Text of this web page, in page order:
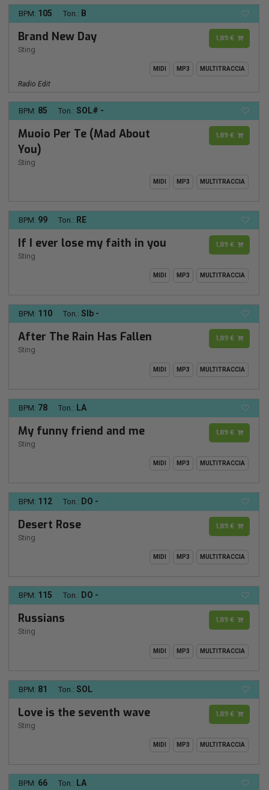
BPM: 105 Ton.: B
Brand New Day
Sting
1,89 €
MIDI MP3 MULTITRACCIA
Radio Edit
BPM: 85 Ton.: SOL# -
Muoio Per Te (Mad About
You)
Sting
1,89 €
MIDI MP3 MULTITRACCIA
BPM: 99 Ton.: RE
If I ever lose my faith in you
Sting
1,89 €
MIDI MP3 MULTITRACCIA
BPM: 110 Ton.: SIb -
After The Rain Has Fallen
Sting
1,89 €
MIDI MP3 MULTITRACCIA
BPM: 78 Ton.: LA
My funny friend and me
Sting
1,89 €
MIDI MP3 MULTITRACCIA
BPM: 112 Ton.: DO -
Desert Rose
Sting
1,89 €
MIDI MP3 MULTITRACCIA
BPM: 115 Ton.: DO -
Russians
Sting
1,89 €
MIDI MP3 MULTITRACCIA
BPM: 81 Ton.: SOL
Love is the seventh wave
Sting
1,89 €
MIDI MP3 MULTITRACCIA
BPM: 66 Ton.: LA